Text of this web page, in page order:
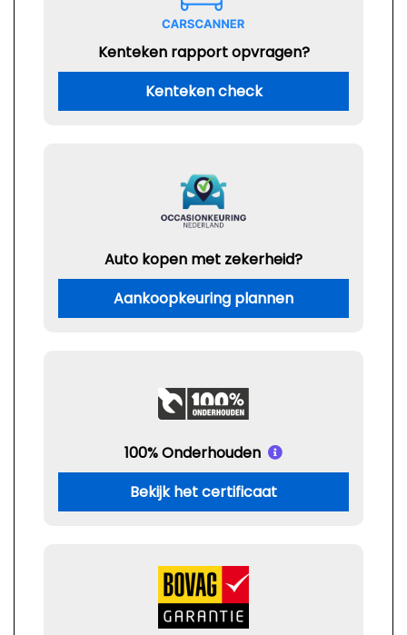
Kenteken rapport opvragen?
Kenteken check
Auto kopen met zekerheid?
Aankoopkeuring plannen
100% Onderhouden
Bekijk het certificaat